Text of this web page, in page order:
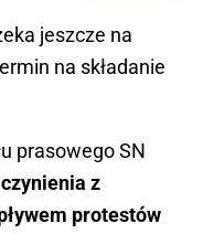
jeszcze na
na składanie
prasowego SN
z
protestów